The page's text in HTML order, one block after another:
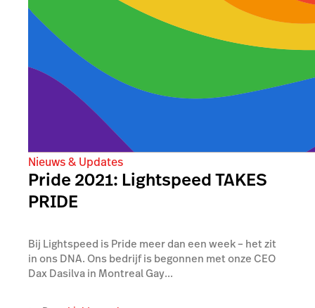
Nieuws & Updates
Pride 2021: Lightspeed TAKES
PRIDE
Bij Lightspeed is Pride meer dan een week – het zit
in ons DNA. Ons bedrijf is begonnen met onze CEO
Dax Dasilva in Montreal Gay...